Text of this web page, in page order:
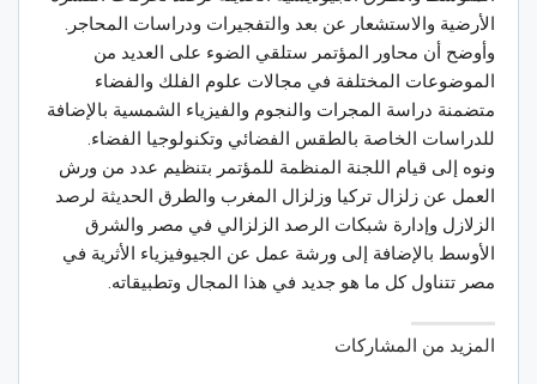
الأرضية والاستشعار عن بعد والتفجيرات ودراسات المحاجر.
وأوضح أن محاور المؤتمر ستلقي الضوء على العديد من
الموضوعات المختلفة في مجالات علوم الفلك والفضاء
متضمنة دراسة المجرات والنجوم والفيزياء الشمسية بالإضافة
للدراسات الخاصة بالطقس الفضائي وتكنولوجيا الفضاء.
ونوه إلى قيام اللجنة المنظمة للمؤتمر بتنظيم عدد من ورش
العمل عن زلزال تركيا وزلزال المغرب والطرق الحديثة لرصد
الزلازل وإدارة شبكات الرصد الزلزالي في مصر والشرق
الأوسط بالإضافة إلى ورشة عمل عن الجيوفيزياء الأثرية في
مصر تتناول كل ما هو جديد في هذا المجال وتطبيقاته.
المزيد من المشاركات